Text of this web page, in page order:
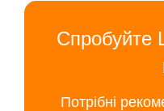
Спробуйте
Потрібні